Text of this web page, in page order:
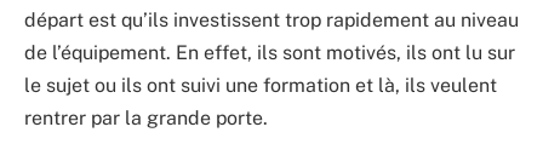
départ est qu’ils investissent trop rapidement au niveau
de l’équipement. En effet, ils sont motivés, ils ont lu sur
le sujet ou ils ont suivi une formation et là, ils veulent
rentrer par la grande porte.